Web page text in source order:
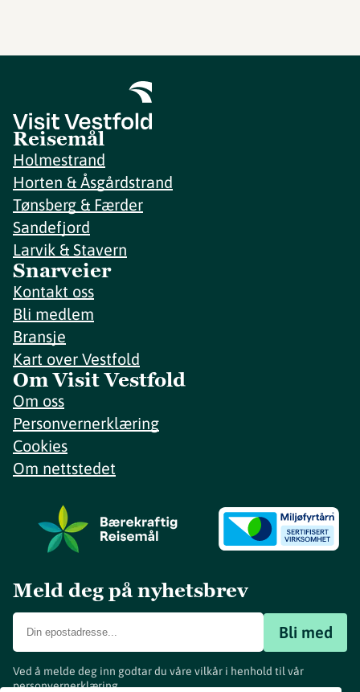
Reisemål
Holmestrand
Horten & Åsgårdstrand
Tønsberg & Færder
Sandefjord
Larvik & Stavern
Snarveier
Kontakt oss
Bli medlem
Bransje
Kart over Vestfold
Om Visit Vestfold
Om oss
Personvernerklæring
Cookies
Om nettstedet
Meld deg på nyhetsbrev
Bli med
Ved å melde deg inn godtar du våre vilkår i henhold til vår
personvernerklæring.